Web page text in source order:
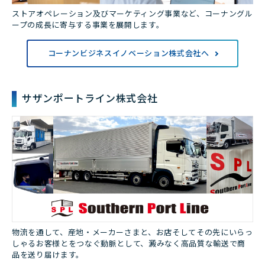
ストアオペレーション及びマーケティング事業など、コーナングル
ープの成長に寄与する事業を展開します。
コーナンビジネスイノベーション株式会社へ
サザンポートライン株式会社
物流を通して、産地・メーカーさまと、お店そしてその先にいらっ
しゃるお客様とをつなぐ動脈として、澱みなく高品質な輸送で商
品を送り届けます。